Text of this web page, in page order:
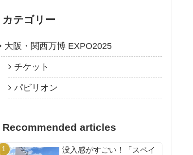
カテゴリー
大阪・関西万博 EXPO2025
チケット
パビリオン
Recommended articles
没入感がすごい！「スペイ